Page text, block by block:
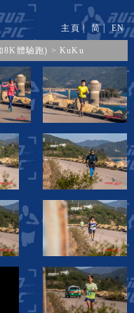
8K體驗跑) > KuKu
主頁 | 简| EN